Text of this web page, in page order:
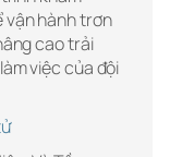
vận hành trơn
cao trải
việc của đội